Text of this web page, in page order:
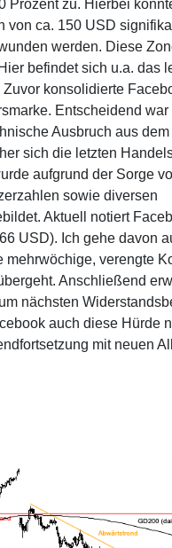
Prozent zu. Hierbei
von ca. 150 USD
werden. Diese
befindet sich u.a. das
konsolidierte
Entscheidend war
Ausbruch aus dem
sich die letzten
aufgrund der Sorge
sowie diversen
Aktuell notiert
USD). Ich gehe davon
mehrwöchige, verengte
Anschließend
nächsten
auch diese Hürde
mit neuen